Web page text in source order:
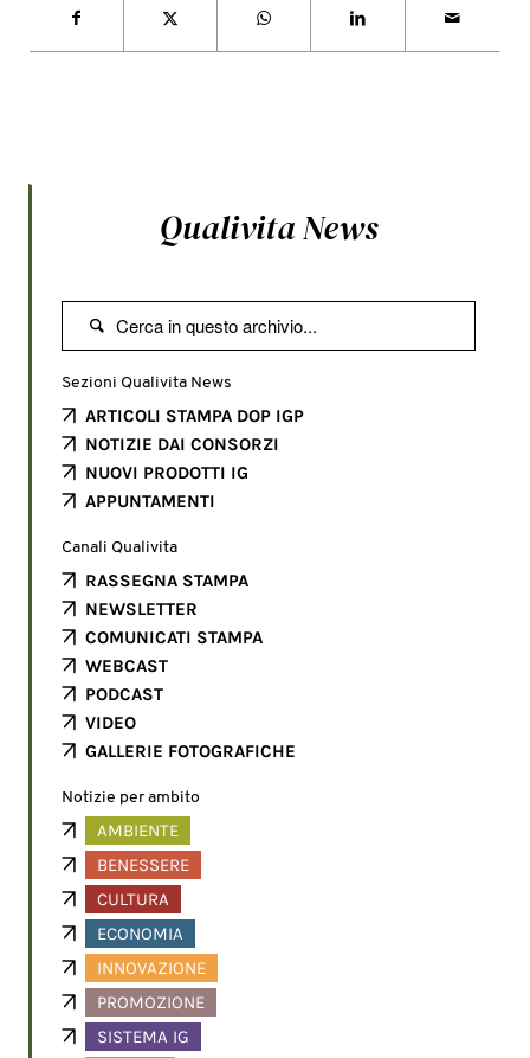
Qualivita News

Sezioni Qualivita News
ARTICOLI STAMPA DOP IGP
NOTIZIE DAI CONSORZI
NUOVI PRODOTTI IG
APPUNTAMENTI
Canali Qualivita
RASSEGNA STAMPA
NEWSLETTER
COMUNICATI STAMPA
WEBCAST
PODCAST
VIDEO
GALLERIE FOTOGRAFICHE
Notizie per ambito
AMBIENTE
BENESSERE
CULTURA
ECONOMIA
INNOVAZIONE
PROMOZIONE
SISTEMA IG